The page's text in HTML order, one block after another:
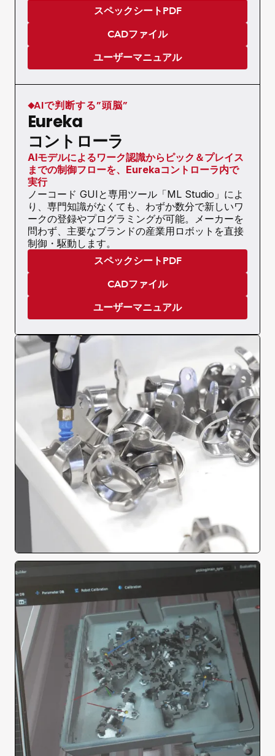
スペックシートPDF
CADファイル
ユーザーマニュアル
AIで判断する”頭脳”
Eureka
コントローラ
AIモデルによるワーク認識からピック＆プレイス
までの制御フローを、Eurekaコントローラ内で
実行
ノーコード GUIと専用ツール「ML Studio」によ
り、専門知識がなくても、わずか数分で新しいワ
ークの登録やプログラミングが可能。メーカーを
問わず、主要なブランドの産業用ロボットを直接
制御・駆動します。
スペックシートPDF
CADファイル
ユーザーマニュアル